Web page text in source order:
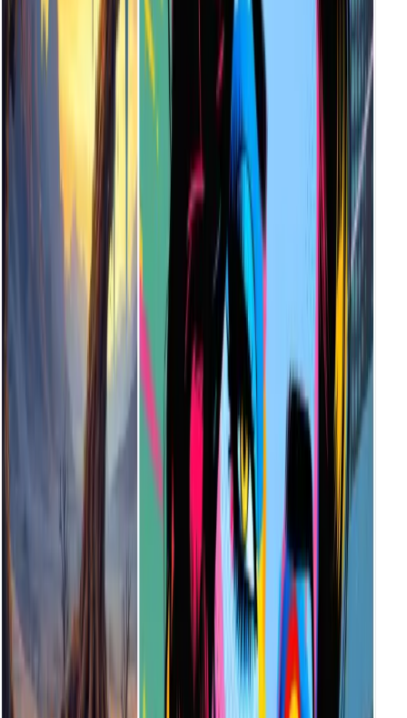
目前，生成的插圖可以高解析度的 JPG 格式下載，非常適合
數位和印刷使用。
生成一幅插圖需要多長時間？
大多數插圖會在 5 到 15 秒內生成。速度可能略有不同，視您
的網際網路連線和文字提示的複雜程度而定。
如何選擇正確的插圖風格？
每種風格都能喚起獨特的情緒。例如，選擇超現實風格來創作
如夢似幻的藝術，或選擇賽博龐克風格來創作科技感十足的美
學。將滑鼠移至每種風格預覽，看看哪種風格最適合您的專
它專為各階層的創作者打造，包括插畫師、音樂家、設計師、